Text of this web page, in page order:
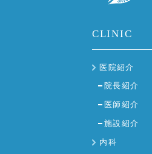
CLINIC
医院紹介
院長紹介
医師紹介
施設紹介
内科